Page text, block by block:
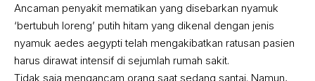
Ancaman penyakit mematikan yang disebarkan nyamuk
‘bertubuh loreng’ putih hitam yang dikenal dengan jenis
nyamuk aedes aegypti telah mengakibatkan ratusan pasien
harus dirawat intensif di sejumlah rumah sakit.
Tidak saja mengancam orang saat sedang santai. Namun,